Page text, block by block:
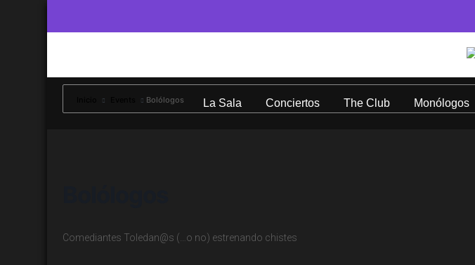
La Sala Conciertos The Club Monólogos
Bolólogos
Comediantes Toledan@s (…o no) estrenando chistes